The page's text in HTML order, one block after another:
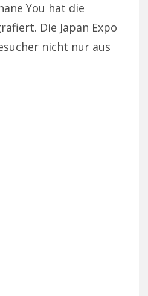
You hat die
Die Japan Expo
nicht nur aus